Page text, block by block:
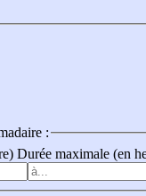
:
Durée maximale (en